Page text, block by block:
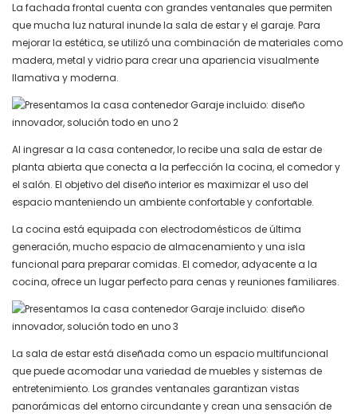
La fachada frontal cuenta con grandes ventanales que permiten
que mucha luz natural inunde la sala de estar y el garaje. Para
mejorar la estética, se utilizó una combinación de materiales como
madera, metal y vidrio para crear una apariencia visualmente
llamativa y moderna.
Al ingresar a la casa contenedor, lo recibe una sala de estar de
planta abierta que conecta a la perfección la cocina, el comedor y
el salón. El objetivo del diseño interior es maximizar el uso del
espacio manteniendo un ambiente confortable y confortable.
La cocina está equipada con electrodomésticos de última
generación, mucho espacio de almacenamiento y una isla
funcional para preparar comidas. El comedor, adyacente a la
cocina, ofrece un lugar perfecto para cenas y reuniones familiares.
La sala de estar está diseñada como un espacio multifuncional
que puede acomodar una variedad de muebles y sistemas de
entretenimiento. Los grandes ventanales garantizan vistas
panorámicas del entorno circundante y crean una sensación de